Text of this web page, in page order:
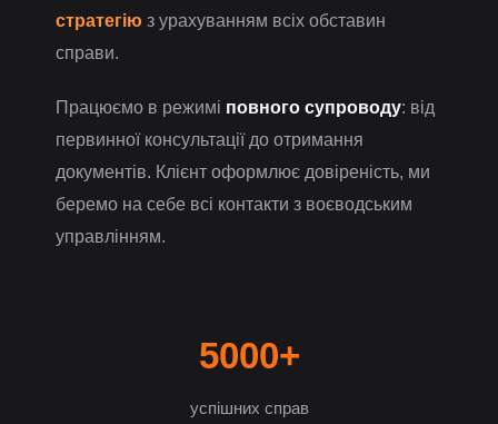
стратегію з урахуванням всіх обставин
справи.
Працюємо в режимі повного супроводу: від
первинної консультації до отримання
документів. Клієнт оформлює довіреність, ми
беремо на себе всі контакти з воєводським
управлінням.
5000+
успішних справ